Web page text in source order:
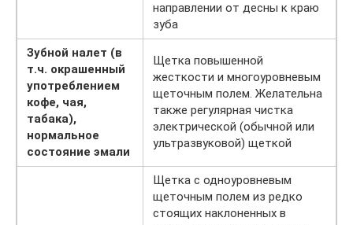
направлении от десны к краю
зуба
Зубной налет (в
т.ч. окрашенный
употреблением
кофе, чая,
табака),
нормальное
состояние эмали
Щетка повышенной
жесткости и многоуровневым
щеточным полем. Желательна
также регулярная чистка
электрической (обычной или
ультразвуковой) щеткой
Щетка с одноуровневым
щеточным полем из редко
стоящих наклоненных в